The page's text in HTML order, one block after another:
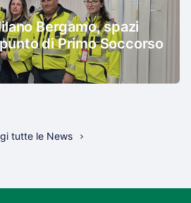
Bergamo, spazi
di Primo Soccorso
tutte le News